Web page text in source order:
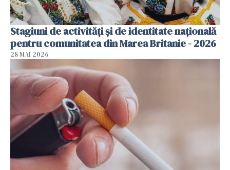
Stagiuni de activități și de identitate națională
pentru comunitatea din Marea Britanie - 2026
28 MAI 2026